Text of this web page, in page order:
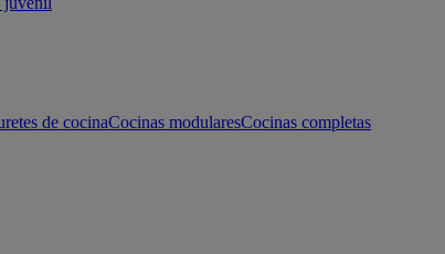
de cocinaCocinas modularesCocinas completas